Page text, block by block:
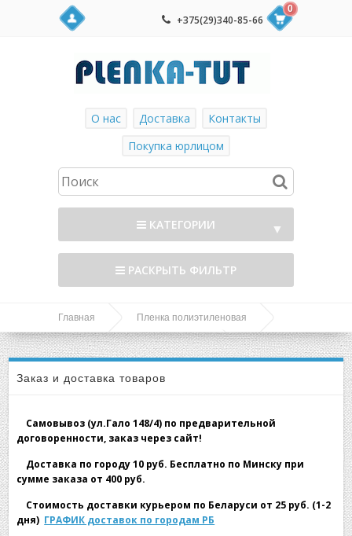
+375(29)340-85-66
0
О нас Доставка
Контакты
Покупка юрлицом
КАТЕГОРИИ ▼
РАСКРЫТЬ ФИЛЬТР
▼
Главная Пленка полиэтиленовая
Пленка для теплиц (многолетняя)
Профиль клипса "Зиг-Заг"
для теплиц оцинкованный, 0,7мм (2м)
Заказ и доставка товаров
Самовывоз (ул.Гало 148/4) по предварительной
договоренности, заказ через сайт!
Доставка по городу 10 руб. Бесплатно по Минску при
сумме заказа от 400 руб.
Стоимость доставки курьером по Беларуси от 25 руб. (1-2
дня) ГРАФИК доставок по городам РБ